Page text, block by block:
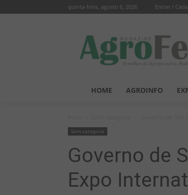
quinta-feira, agosto 6, 2026 Entrar /
HOME AGROINFO
Sem categoria
Governo de
Expo